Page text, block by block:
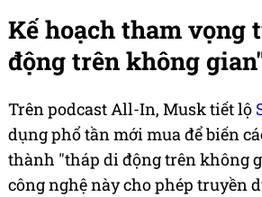
Kế hoạch tham vọng
động trên không
Trên podcast All-In, Musk tiết lộ
dụng phổ tần mới mua để biến
thành "tháp di động trên không
công nghệ này cho phép truyền